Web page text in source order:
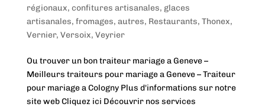
régionaux, confitures artisanales, glaces
artisanales, fromages, autres, Restaurants, Thonex,
Vernier, Versoix, Veyrier
Ou trouver un bon traiteur mariage a Geneve –
Meilleurs traiteurs pour mariage a Geneve – Traiteur
pour mariage a Cologny Plus d'informations sur notre
site web Cliquez ici Découvrir nos services